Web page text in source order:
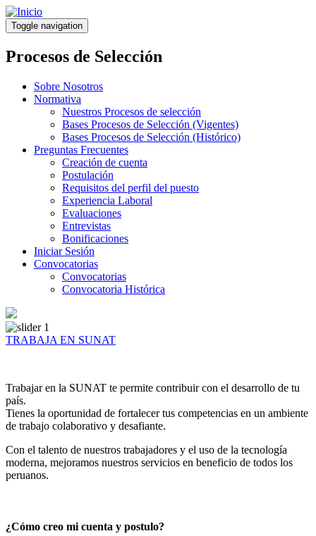
Pasar
al
contenido
principal
Toggle navigation
Procesos de Selección
Sobre Nosotros
Normativa
Nuestros Procesos de selección
Bases Procesos de Selección (Vigentes)
Bases Procesos de Selección (Histórico)
Preguntas Frecuentes
Creación de cuenta
Postulación
Requisitos del perfil del puesto
Experiencia Laboral
Evaluaciones
Entrevistas
Bonificaciones
Iniciar Sesión
Convocatorias
Convocatorias
Convocatoria Histórica
TRABAJA EN SUNAT
Trabajar en la SUNAT te permite contribuir con el desarrollo de tu
país.
Tienes la oportunidad de fortalecer tus competencias en un ambiente
de trabajo colaborativo y desafiante.
Con el talento de nuestros trabajadores y el uso de la tecnología
moderna, mejoramos nuestros servicios en beneficio de todos los
peruanos.
¿Cómo creo mi cuenta y postulo?